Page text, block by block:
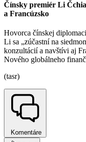
Čínsky premiér Li
a Francúzsko
Hovorca čínskej
Li sa „zúčastní na
konzultácií a navštívi aj
Nového globálneho
(tasr)
Komentáre